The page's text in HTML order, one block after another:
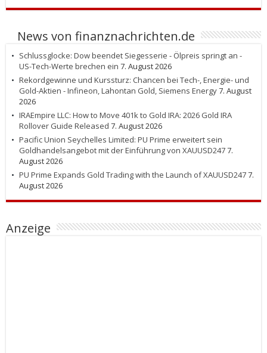
News von finanznachrichten.de
Schlussglocke: Dow beendet Siegesserie - Ölpreis springt an -
US-Tech-Werte brechen ein 7. August 2026
Rekordgewinne und Kurssturz: Chancen bei Tech-, Energie- und
Gold-Aktien - Infineon, Lahontan Gold, Siemens Energy7. August
2026
IRAEmpire LLC: How to Move 401k to Gold IRA: 2026 Gold IRA
Rollover Guide Released 7. August 2026
Pacific Union Seychelles Limited: PU Prime erweitert sein
Goldhandelsangebot mit der Einführung von XAUUSD2477.
August 2026
PU Prime Expands Gold Trading with the Launch of XAUUSD2477.
August 2026
Anzeige